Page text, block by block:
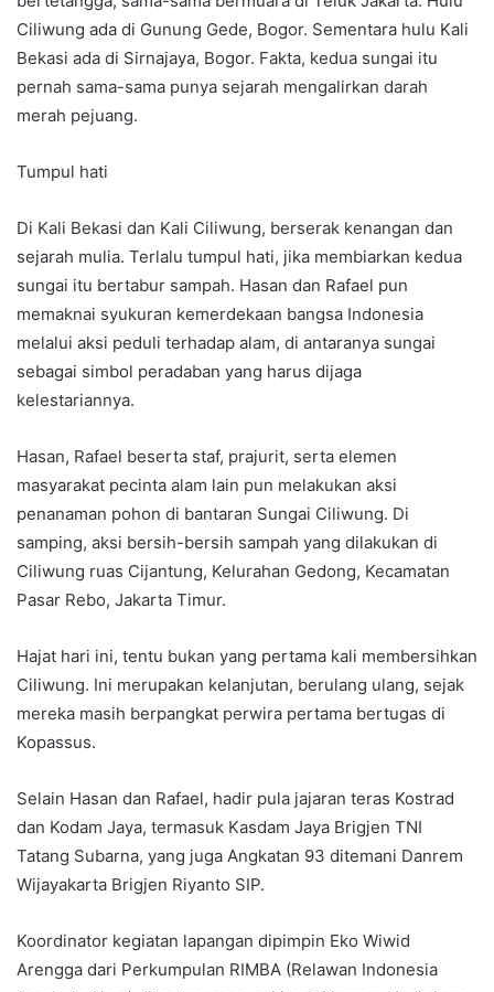
Ciliwung ada di Gunung Gede, Bogor. Sementara hulu Kali
Bekasi ada di Sirnajaya, Bogor. Fakta, kedua sungai itu
pernah sama-sama punya sejarah mengalirkan darah
merah pejuang.
Tumpul hati
Di Kali Bekasi dan Kali Ciliwung, berserak kenangan dan
sejarah mulia. Terlalu tumpul hati, jika membiarkan kedua
sungai itu bertabur sampah. Hasan dan Rafael pun
memaknai syukuran kemerdekaan bangsa Indonesia
melalui aksi peduli terhadap alam, di antaranya sungai
sebagai simbol peradaban yang harus dijaga
kelestariannya.
Hasan, Rafael beserta staf, prajurit, serta elemen
masyarakat pecinta alam lain pun melakukan aksi
penanaman pohon di bantaran Sungai Ciliwung. Di
samping, aksi bersih-bersih sampah yang dilakukan di
Ciliwung ruas Cijantung, Kelurahan Gedong, Kecamatan
Pasar Rebo, Jakarta Timur.
Hajat hari ini, tentu bukan yang pertama kali membersihkan
Ciliwung. Ini merupakan kelanjutan, berulang ulang, sejak
mereka masih berpangkat perwira pertama bertugas di
Kopassus.
Selain Hasan dan Rafael, hadir pula jajaran teras Kostrad
dan Kodam Jaya, termasuk Kasdam Jaya Brigjen TNI
Tatang Subarna, yang juga Angkatan 93 ditemani Danrem
Wijayakarta Brigjen Riyanto SIP.
Koordinator kegiatan lapangan dipimpin Eko Wiwid
Arengga dari Perkumpulan RIMBA (Relawan Indonesia